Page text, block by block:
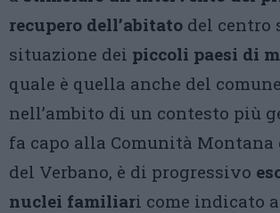
recupero dell’abitato del centro
situazione dei piccoli paesi di
quale è quella anche del
nell’ambito di un contesto più
fa capo alla Comunità
del Verbano, è di progressivo
nuclei familiari come indicato